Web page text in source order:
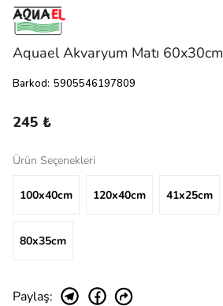
Aquael Akvaryum Matı 60x30cm
Barkod: 5905546197809
245 ₺
Ürün Seçenekleri
100x40cm 120x40cm 41x25cm
80x35cm
Paylaş: